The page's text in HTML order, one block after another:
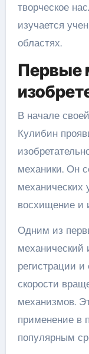
творческое
изучается
областях.
Первые
В начале
Кулибин
механики. Он
механических
восхищение и
Одним из
механический
регистрации
скорости
механизмов.
применение в
популярным